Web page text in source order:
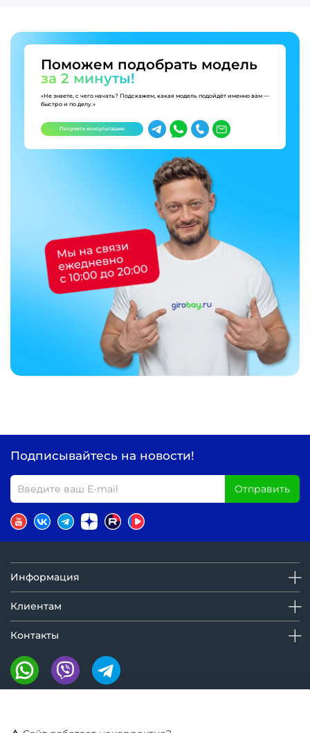
Поможем подобрать модель
за 2 минуты!
«Не знаете, с чего начать? Подскажем, какая модель подойдёт именно вам —
быстро и по делу.»
Получить консультацию
Подписывайтесь на новости!
Отправить
Информация
Клиентам
Контакты